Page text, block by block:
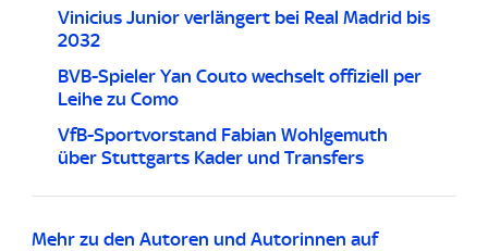
Vinicius Junior verlängert bei Real Madrid bis
2032
BVB-Spieler Yan Couto wechselt offiziell per
Leihe zu Como
VfB-Sportvorstand Fabian Wohlgemuth
über Stuttgarts Kader und Transfers
Mehr zu den Autoren und Autorinnen auf